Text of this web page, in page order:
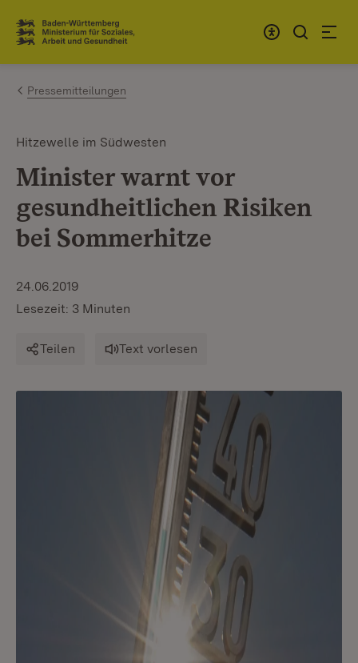
Zum Inhalt springen
Link zur Startseite
Pressemitteilungen
Hitzewelle im Südwesten
Minister warnt vor
gesundheitlichen Risiken
bei Sommerhitze
24.06.2019
Lesezeit: 3 Minuten
Teilen Text vorlesen